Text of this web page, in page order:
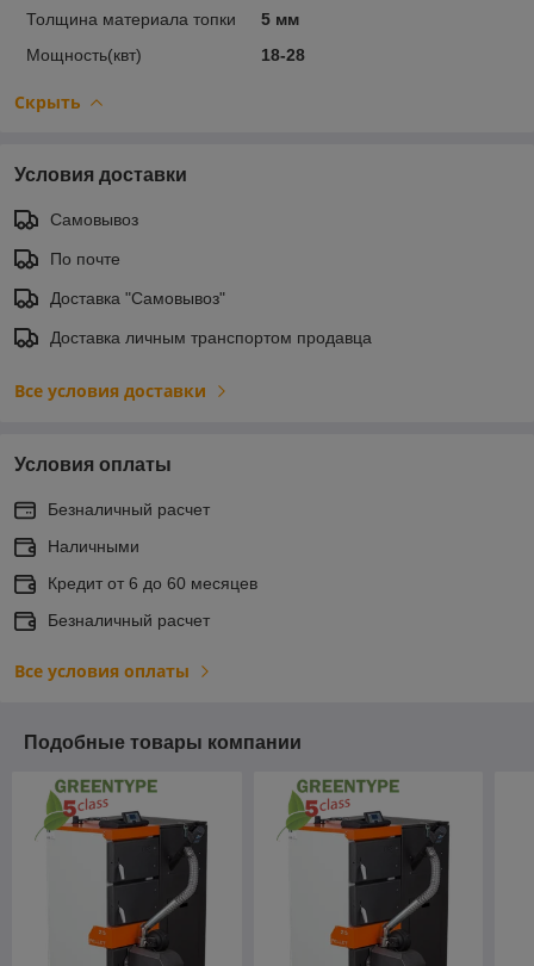
Толщина материала топки
5 мм
Мощность(квт)
18-28
Скрыть
Условия доставки
Самовывоз
По почте
Доставка "Самовывоз"
Доставка личным транспортом продавца
Все условия доставки
Условия оплаты
Безналичный расчет
Наличными
Кредит от 6 до 60 месяцев
Безналичный расчет
Все условия оплаты
Подобные товары компании